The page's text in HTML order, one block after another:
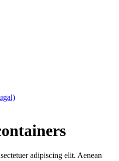
adipiscing elit. Aenean